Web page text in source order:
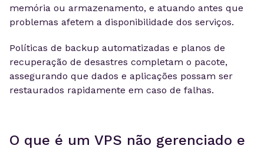
memória ou armazenamento, e atuando antes que
problemas afetem a disponibilidade dos serviços.
Políticas de backup automatizadas e planos de
recuperação de desastres completam o pacote,
assegurando que dados e aplicações possam ser
restaurados rapidamente em caso de falhas.
O que é um VPS não gerenciado e